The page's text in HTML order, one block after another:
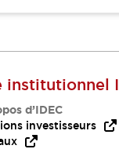
institutionnel
d’IDEC
investisseurs